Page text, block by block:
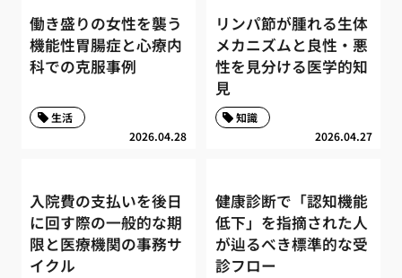
働き盛りの女性を襲う
機能性胃腸症と心療内
科での克服事例
2026.04.28
生活
リンパ節が腫れる生体
メカニズムと良性・悪
性を見分ける医学的知
見
2026.04.27
知識
入院費の支払いを後日
に回す際の一般的な期
限と医療機関の事務サ
イクル
健康診断で「認知機能
低下」を指摘された人
が辿るべき標準的な受
診フロー